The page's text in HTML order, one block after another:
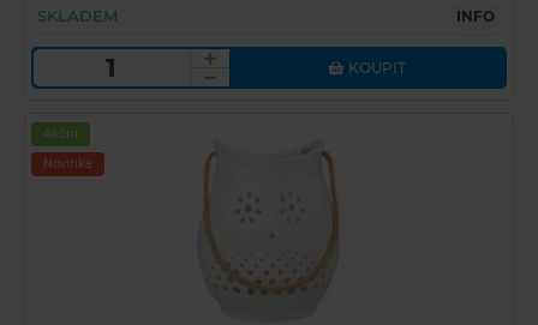
SKLADEM INFO
KOUPIT
Akční
Novinka